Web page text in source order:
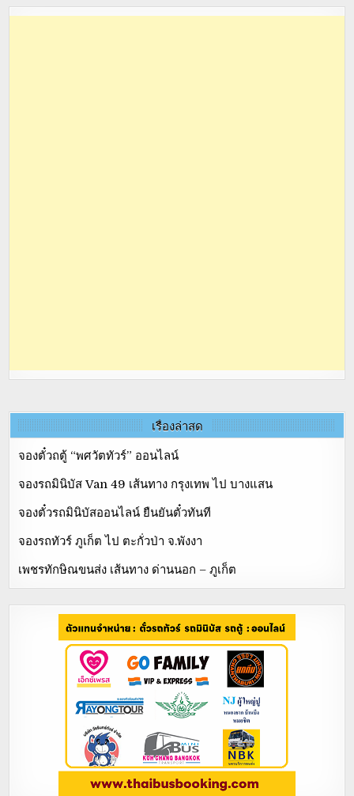
เรื่องล่าสุด
จองตั๋วถตู้ “พศวัตทัวร์” ออนไลน์
จองรถมินิบัส Van 49 เส้นทาง กรุงเทพ ไป บางแสน
จองตั๋วรถมินิบัสออนไลน์ ยืนยันตั๋วทันที
จองรถทัวร์ ภูเก็ต ไป ตะกั่วป่า จ.พังงา
เพชรทักษิณขนส่ง เส้นทาง ด่านนอก – ภูเก็ต